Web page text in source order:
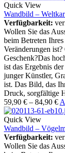
Quick View
Wandbild –
Verfügbarkeit:
Wollen Sie das
beim Betreten
Veränderungen
Geschenk?Das
ist das Ergebnis
junger Künstler,
ist. Das Bild, das
Druck, sorgfältige
59,90 € – 84,90 €
Quick View
Wandbild –
Verfügbarkeit:
Wollen Sie das